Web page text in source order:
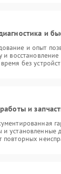
и
и опыт
и
без
и
установленные